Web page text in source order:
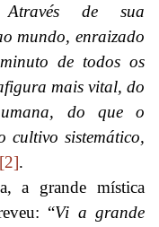
Através de sua
mundo, enraizado
de todos os
mais vital, do
do que o
cultivo sistemático,
[2].
a grande mística
“Vi a grande